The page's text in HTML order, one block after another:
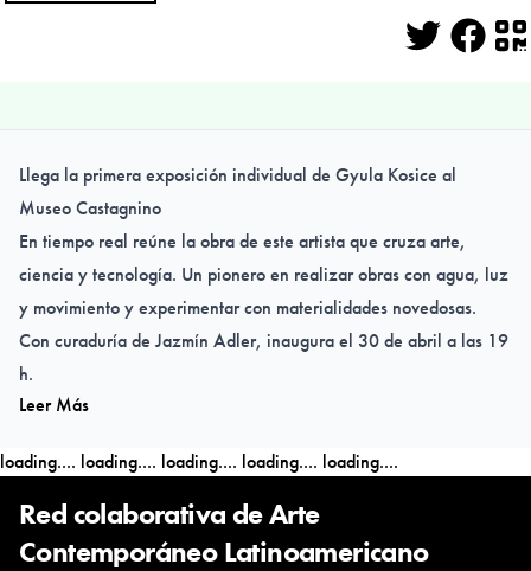
Llega la primera exposición individual de Gyula Kosice al
Museo Castagnino
En tiempo real reúne la obra de este artista que cruza arte,
ciencia y tecnología. Un pionero en realizar obras con agua, luz
y movimiento y experimentar con materialidades novedosas.
Con curaduría de Jazmín Adler, inaugura el 30 de abril a las 19
h.
Horarios: miércoles a viernes de 13 a 19 h y sábados, domingos
Visitas guiadas: miércoles a domingos y feriados a las 17 h
Leer Más
loading.... loading.... loading.... loading.... loading....
Red colaborativa de Arte
Contemporáneo Latinoamericano